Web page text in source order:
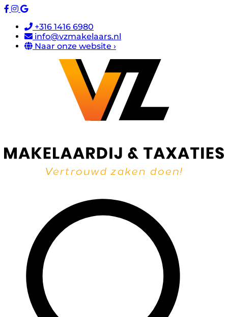
+316 1416 6980
info@vzmakelaars.nl
Naar onze website ›